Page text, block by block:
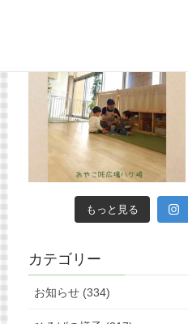
もっと見る
カテゴリー
お知らせ (334)